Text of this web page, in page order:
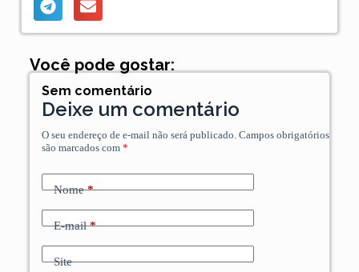
Você pode gostar:
Sem comentário
Deixe um comentário
O seu endereço de e-mail não será publicado. Campos obrigatórios
são marcados com *
Nome*
E-mail*
Site